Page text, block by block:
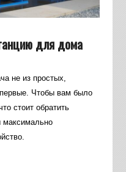
для дома
не из простых,
Чтобы вам было
стоит обратить
максимально